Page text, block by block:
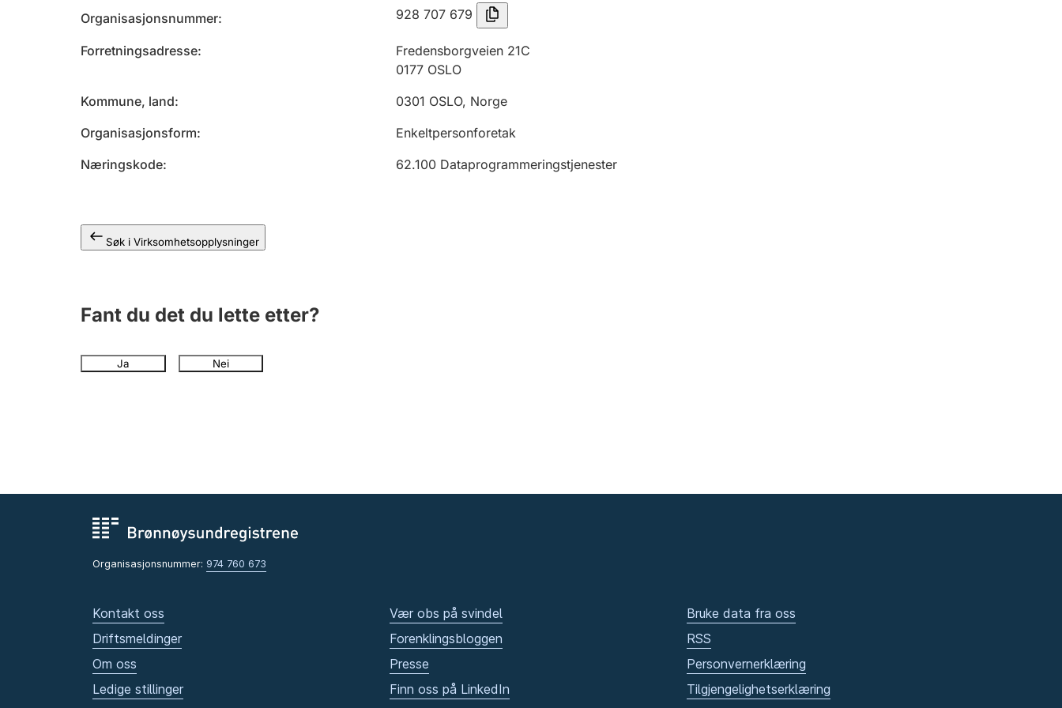
Organisasjonsnummer 928 707 679
Forretningsadresse
Fredensborgveien 21C
0177 OSLO
Kommune, land
0301 OSLO, Norge
Organisasjonsform
Enkeltpersonforetak
Næringskode
62.100 Dataprogrammeringstjenester
Søk i Virksomhetsopplysninger
Fant du det du lette etter?
Ja Nei
Organisasjonsnummer: 974 760 673
Kontakt oss
Driftsmeldinger
Om oss
Ledige stillinger
Vær obs på svindel
Forenklingsbloggen
Presse
Finn oss på LinkedIn
Bruke data fra oss
RSS
Personvernerklæring
Tilgjengelighetserklæring